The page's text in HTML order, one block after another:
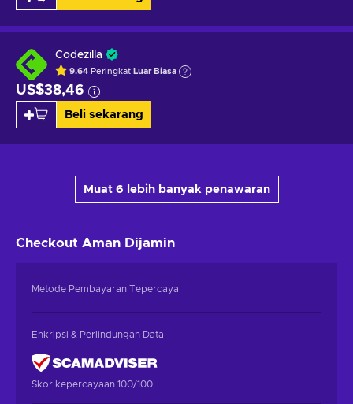
Codezilla
9.64 Peringkat Luar Biasa
US$38,46
Beli sekarang
Muat 6 lebih banyak penawaran
Checkout Aman Dijamin
Metode Pembayaran Tepercaya
Enkripsi & Perlindungan Data
Skor kepercayaan 100/100